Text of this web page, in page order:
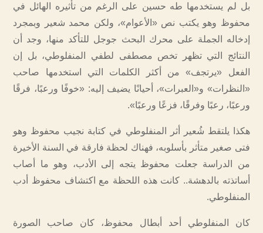
بل لم يستخدمها طه حسين على الرغم من تأثيره الهائل في
محفوظ وهو يكتب نص «الأعوام»، ولكن محمد شعير وبمجرد
إدخاله الجملة على محرك البحث جوجل للتأكد منها، وجد أن
النتائج التي تظهر تخص مصطفى لطفي المنفلوطي، بل إن
الفعل «يرتجف» من أكثر الكلمات التي استخدمها صاحب
«النظرات» و«العبرات»، أحيانًا يضيف إليه: «خوفًا ورعبًا، فرقًا
ورعبًا، رعبًا وفرقًا، فزعًا ورعبًا».
هكذا يلتقط شُعير أثر المنفلوطي في كتابة نجيب محفوظ وهو
فتى صغير متأثر بأسلوبه، فهناك لحظة فارقة في السنة الأخيرة
من الدراسة جعلت محفوظ يتجه إلى الأدب، وهو ما أصاب
أساتذته بالدهشة.. كانت هذه اللحظة مع اكتشاف محفوظ أدب
المنفلوطي.
‏كان المنفلوطي أحد أبطال محفوظ، كان صاحب الصورة